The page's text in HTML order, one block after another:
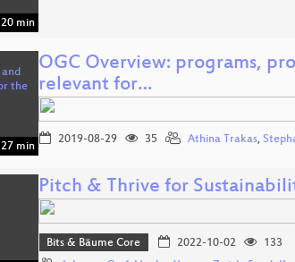
20 min
27 min
OGC Overview: programs,
relevant for…
2019-08-29 35 Athina Trakas,
Pitch & Thrive for
Bits & Bäume Core 2022-10-02
133